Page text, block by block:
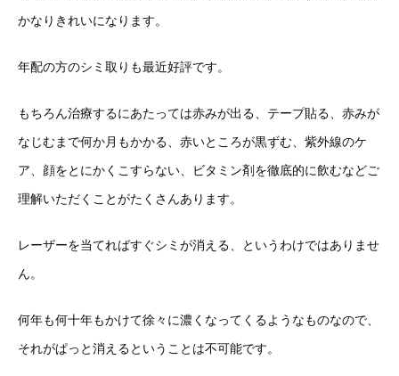
かなりきれいになります。
年配の方のシミ取りも最近好評です。
もちろん治療するにあたっては赤みが出る、テープ貼る、赤みが
なじむまで何か月もかかる、赤いところが黒ずむ、紫外線のケ
ア、顔をとにかくこすらない、ビタミン剤を徹底的に飲むなどご
理解いただくことがたくさんあります。
レーザーを当てればすぐシミが消える、というわけではありませ
ん。
何年も何十年もかけて徐々に濃くなってくるようなものなので、
それがぱっと消えるということは不可能です。